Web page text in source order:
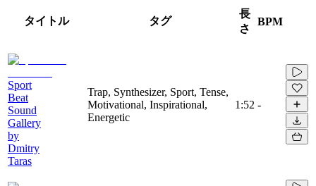
タイトル タグ
長
さ
BPM
Sport
Beat
Sound
Gallery
by
Dmitry
Taras
Trap, Synthesizer, Sport, Tense,
Motivational, Inspirational,
Energetic
1:52 -